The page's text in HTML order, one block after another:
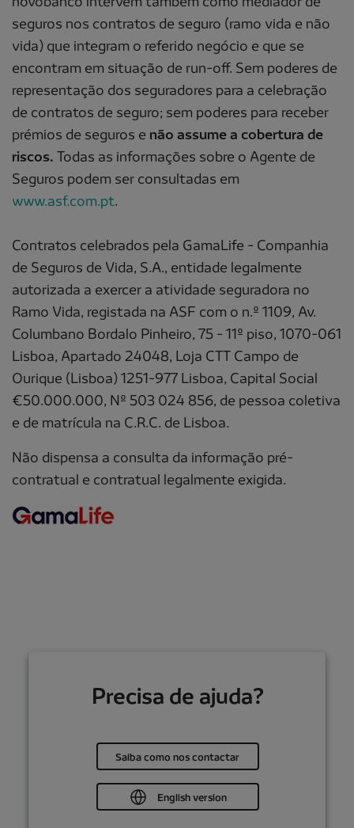
seguros nos contratos de seguro (ramo vida e não
vida) que integram o referido negócio e que se
encontram em situação de run-off. Sem poderes de
representação dos seguradores para a celebração
de contratos de seguro; sem poderes para receber
prémios de seguros e não assume a cobertura de
riscos. Todas as informações sobre o Agente de
Seguros podem ser consultadas em
www.asf.com.pt.
Contratos celebrados pela GamaLife - Companhia
de Seguros de Vida, S.A., entidade legalmente
autorizada a exercer a atividade seguradora no
Ramo Vida, registada na ASF com o n.º 1109, Av.
Columbano Bordalo Pinheiro, 75 - 11º piso, 1070-061
Lisboa, Apartado 24048, Loja CTT Campo de
Ourique (Lisboa) 1251-977 Lisboa, Capital Social
€50.000.000, Nº 503 024 856, de pessoa coletiva
e de matrícula na C.R.C. de Lisboa.
Não dispensa a consulta da informação pré-
contratual e contratual legalmente exigida.
Precisa de ajuda?
Saiba como nos contactar
English version